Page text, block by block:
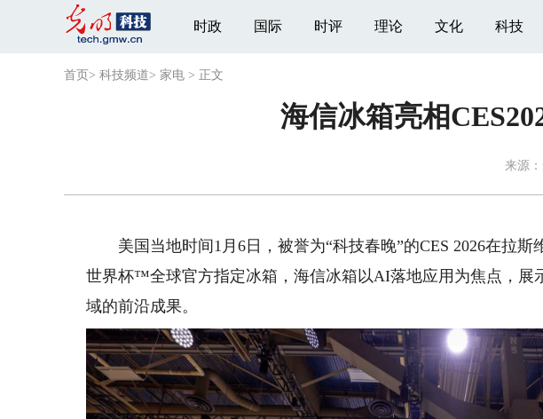
时政 国际 时评 理论 文化 科技
首页 > 科技频道> 家电 > 正文
海信冰箱亮相
来源：
美国当地时间1月6日，被誉为“科技春晚”的CES 2026在拉斯
世界杯™全球官方指定冰箱，海信冰箱以AI落地应用为焦点，展
域的前沿成果。